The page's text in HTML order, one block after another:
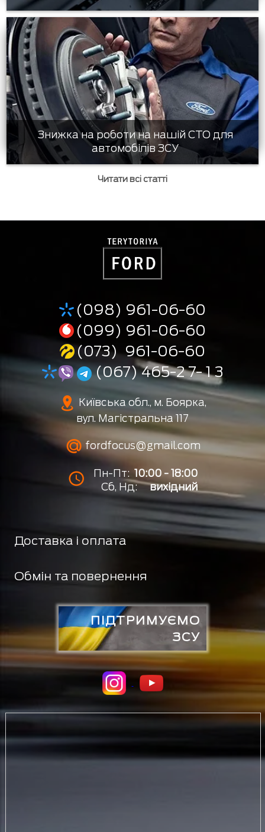
Знижка на роботи на нашій СТО для
автомобілів ЗСУ
Читати всі статті
(098) 961-06-60
(099) 961-06-60
(073) 961-06-60
(067) 465-2 7- 1 3
Київська обл., м. Боярка,
вул. Магістральна 117
fordfocus@gmail.com
Пн-Пт: 10:00 - 18:00
Сб, Нд:
вихідний
Доставка і оплата
Обмін та повернення
ПІДТРИМУЄМО
ЗСУ